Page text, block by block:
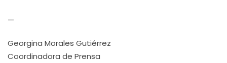
—
Georgina Morales Gutiérrez
Coordinadora de Prensa